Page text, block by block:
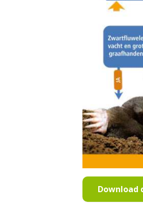
Download